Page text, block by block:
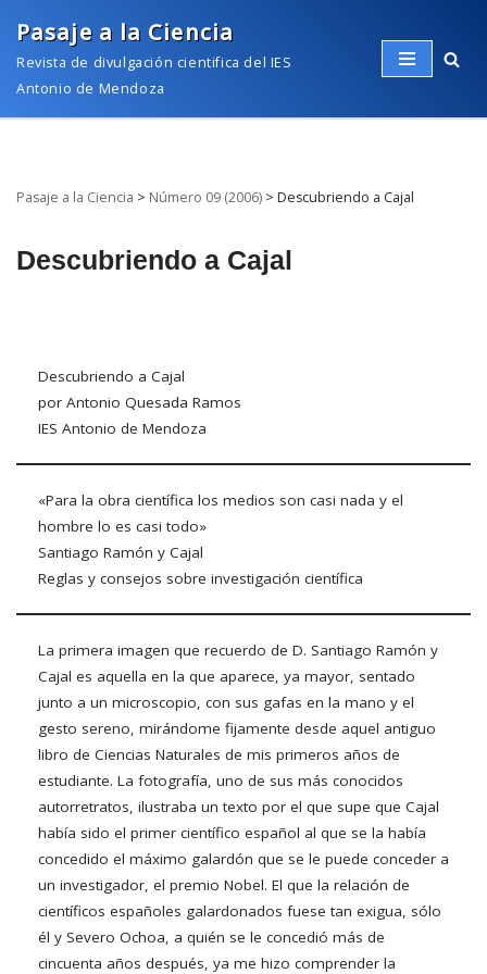
Saltar
al
Pasaje a la Ciencia
Revista de divulgación cientifica del IES
Antonio de Mendoza
Pasaje a la Ciencia > Número 09 (2006) > Descubriendo a Cajal
Descubriendo a Cajal
Descubriendo a Cajal
por Antonio Quesada Ramos
IES Antonio de Mendoza
«Para la obra científica los medios son casi nada y el
hombre lo es casi todo»
Santiago Ramón y Cajal
Reglas y consejos sobre investigación científica
La primera imagen que recuerdo de D. Santiago Ramón y
Cajal es aquella en la que aparece, ya mayor, sentado
junto a un microscopio, con sus gafas en la mano y el
gesto sereno, mirándome fijamente desde aquel antiguo
libro de Ciencias Naturales de mis primeros años de
estudiante. La fotografía, uno de sus más conocidos
autorretratos, ilustraba un texto por el que supe que Cajal
había sido el primer científico español al que se la había
concedido el máximo galardón que se le puede conceder a
un investigador, el premio Nobel. El que la relación de
científicos españoles galardonados fuese tan exigua, sólo
él y Severo Ochoa, a quién se le concedió más de
cincuenta años después, ya me hizo comprender la